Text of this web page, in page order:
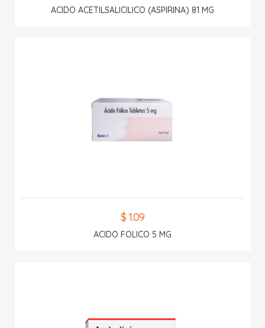
ACIDO ACETILSALICILICO (ASPIRINA) 81 MG
$ 1.09
ACIDO FOLICO 5 MG